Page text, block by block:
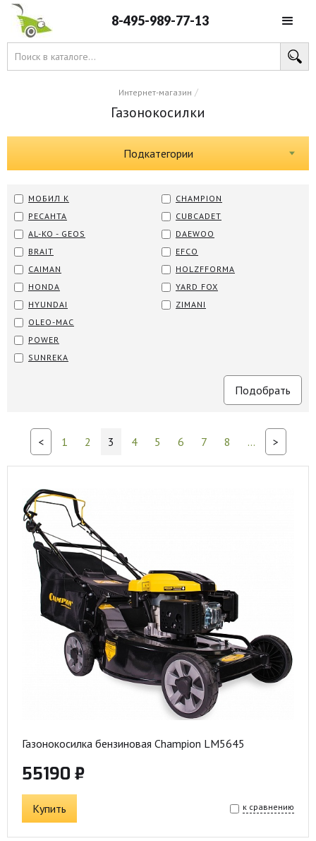
8-495-989-77-13
Интернет-магазин /
Газонокосилки
Подкатегории
МОБИЛ К
РЕСАНТА
AL-KO - GEOS
BRAIT
CAIMAN
CHAMPION
CUBCADET
DAEWOO
EFCO
HOLZFFORMA
HONDA
HYUNDAI
OLEO-MAC
POWER
SUNREKA
YARD FOX
ZIMANI
< 1 2 3 4 5 6 7 8 ... >
Газонокосилка бензиновая Champion LM5645
55190 ₽
Купить к сравнению